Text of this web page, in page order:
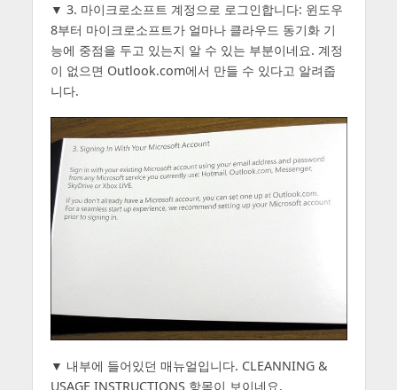
▼ 3. 마이크로소프트 계정으로 로그인합니다: 윈도우
8부터 마이크로소프트가 얼마나 클라우드 동기화 기
능에 중점을 두고 있는지 알 수 있는 부분이네요. 계정
이 없으면 Outlook.com에서 만들 수 있다고 알려줍
니다.
▼ 내부에 들어있던 매뉴얼입니다. CLEANNING &
USAGE INSTRUCTIONS 항목이 보이네요.